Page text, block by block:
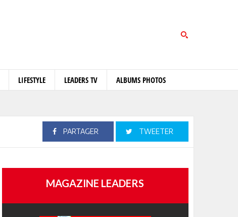
LIFESTYLE LEADERS TV ALBUMS PHOTOS
PARTAGER TWEETER
MAGAZINE LEADERS